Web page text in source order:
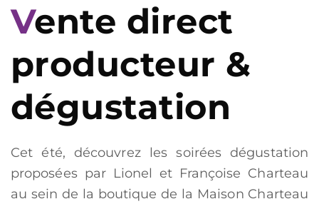
Vente direct
producteur &
dégustation
Cet été, découvrez les soirées dégustation
proposées par Lionel et Françoise Charteau
au sein de la boutique de la Maison Charteau